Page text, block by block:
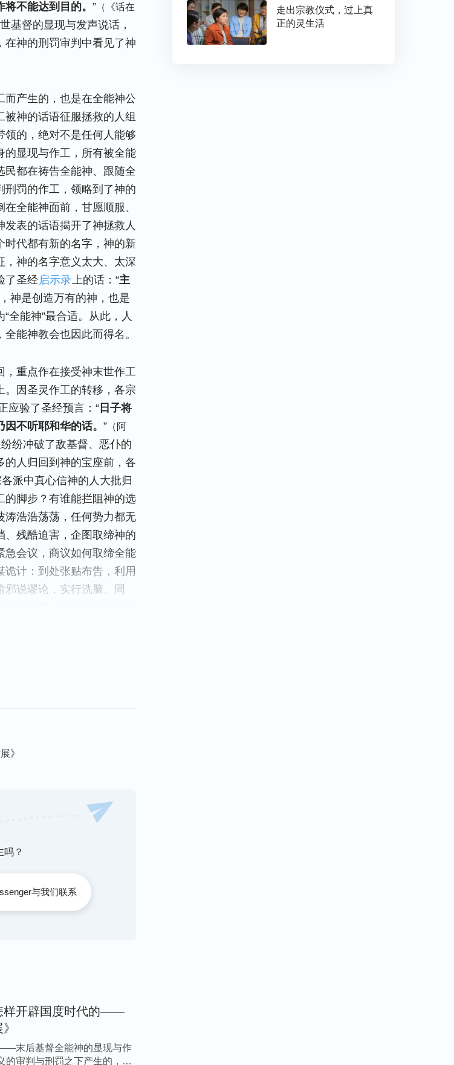
不能达到目的。 ” （《话在
基督的显现与发声说话，
在神的刑罚审判中看见了神
产生的，也是在全能神公
神的话语征服拯救的人组
领的，绝对不是任何人能够
的显现与作工，所有被全能
都在祷告全能神、跟随全
罚的作工，领略到了神的
全能神面前，甘愿顺服、
表的话语揭开了神拯救人
时代都有新的名字，神的新
神的名字意义太大、太深
了圣经启示录上的话：“主
神是创造万有的神，也是
全能神”最合适。从此，人
能神教会也因此而得名。
，重点作在接受神末世作工
。因圣灵作工的转移，各宗
应验了圣经预言：“日子将
不听耶和华的话。 ” （阿
纷冲破了敌基督、恶仆的
人归回到神的宝座前，各
派中真心信神的人大批归
的脚步？有谁能拦阻神的选
涛浩浩荡荡，任何势力都无
残酷迫害，企图取缔神的
急会议，商议如何取缔全能
计：到处张贴布告，利用
邪说谬论，实行洗脑、同
等，对神选民进行了惨绝
43岁），于1997年4月30
葬场看到死后的谢永江全
领），于2013年元月4日
月12日凌晨姜桂枝被警察
年至2013年短短两年间，
111740人被扣上各种罪名
共政府抓捕、迫害全能神
教会被中共政府抓捕迫
镇压全能神教会，致使整
因着人类不认识真理，更
的以及宗教界的弃绝与迫
迫抓捕，最后被钉在十字
就一直经受着中国政府的
》
吗？
与我们联系
样开辟国度时代的——
末后基督全能神的显现与作
的审判与刑罚之下产生的，是
走出宗教仪式，过上真
正的灵生活